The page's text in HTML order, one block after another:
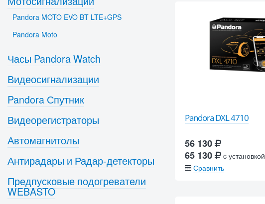
Pandora DXL 4710
56 130
65 130
c установкой
Сравнить
Pandora MOTO EVO BT LTE+GPS
Pandora Moto
Часы Pandora Watch
Видеосигнализации
Pandora Спутник
Видеорегистраторы
Автомагнитолы
Антирадары и Радар-детекторы
Предпусковые подогреватели
WEBASTO